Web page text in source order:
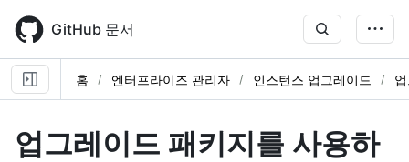
main
content
GitHub 문서
홈 엔터프라이즈 관리자 인스턴스 업그레이드
업그레이드 패키지를 사용하